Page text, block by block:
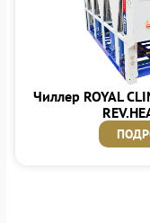
Чиллер ROYAL